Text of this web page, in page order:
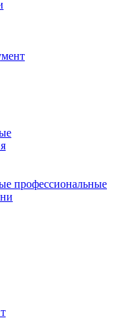
профессиональные